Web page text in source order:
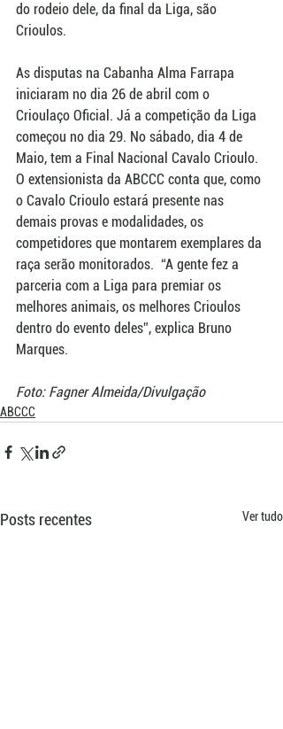
do rodeio dele, da final da Liga, são
Crioulos.
As disputas na Cabanha Alma Farrapa
iniciaram no dia 26 de abril com o
Crioulaço Oficial. Já a competição da Liga
começou no dia 29. No sábado, dia 4 de
Maio, tem a Final Nacional Cavalo Crioulo.
O extensionista da ABCCC conta que, como
o Cavalo Crioulo estará presente nas
demais provas e modalidades, os
competidores que montarem exemplares da
raça serão monitorados.  “A gente fez a
parceria com a Liga para premiar os
melhores animais, os melhores Crioulos
dentro do evento deles”, explica Bruno
Marques.
Foto: Fagner Almeida/Divulgação
ABCCC
Posts recentes Ver tudo